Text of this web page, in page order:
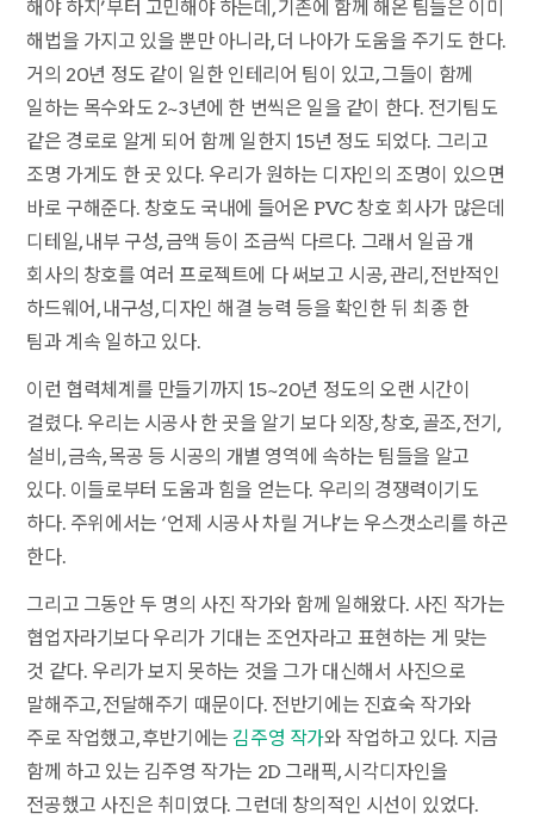
해야 하지’부터 고민해야 하는데, 기존에 함께 해온 팀들은 이미
해법을 가지고 있을 뿐만 아니라, 더 나아가 도움을 주기도 한다.
거의 20년 정도 같이 일한 인테리어 팀이 있고, 그들이 함께
일하는 목수와도 2~3년에 한 번씩은 일을 같이 한다. 전기팀도
같은 경로로 알게 되어 함께 일한지 15년 정도 되었다. 그리고
조명 가게도 한 곳 있다. 우리가 원하는 디자인의 조명이 있으면
바로 구해준다. 창호도 국내에 들어온 PVC 창호 회사가 많은데
디테일, 내부 구성, 금액 등이 조금씩 다르다. 그래서 일곱 개
회사의 창호를 여러 프로젝트에 다 써보고 시공, 관리, 전반적인
하드웨어, 내구성, 디자인 해결 능력 등을 확인한 뒤 최종 한
팀과 계속 일하고 있다.
이런 협력체계를 만들기까지 15~20년 정도의 오랜 시간이
걸렸다. 우리는 시공사 한 곳을 알기 보다 외장, 창호, 골조, 전기,
설비, 금속, 목공 등 시공의 개별 영역에 속하는 팀들을 알고
있다. 이들로부터 도움과 힘을 얻는다. 우리의 경쟁력이기도
하다. 주위에서는 ‘언제 시공사 차릴 거냐’는 우스갯소리를 하곤
한다.
그리고 그동안 두 명의 사진 작가와 함께 일해왔다. 사진 작가는
협업자라기보다 우리가 기대는 조언자라고 표현하는 게 맞는
것 같다. 우리가 보지 못하는 것을 그가 대신해서 사진으로
말해주고, 전달해주기 때문이다. 전반기에는 진효숙 작가와
주로 작업했고, 후반기에는김주영 작가와 작업하고 있다. 지금
함께 하고 있는 김주영 작가는 2D 그래픽, 시각디자인을
전공했고 사진은 취미였다. 그런데 창의적인 시선이 있었다.